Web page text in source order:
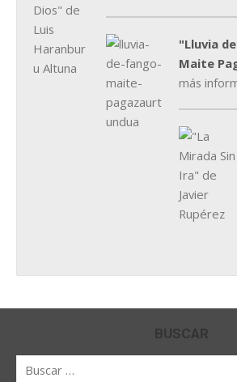
"Lluvia
Maite
más
BUSCAR